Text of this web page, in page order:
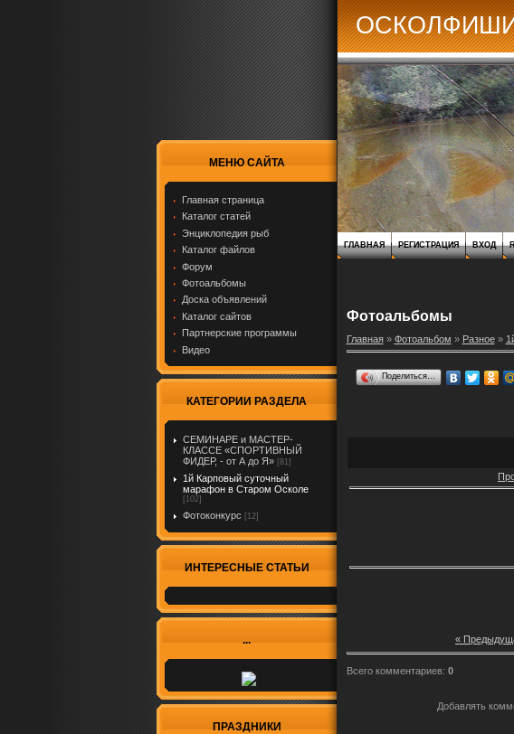
МЕНЮ САЙТА
Главная страница
Каталог статей
Энциклопедия рыб
Каталог файлов
Форум
Фотоальбомы
Доска объявлений
Каталог сайтов
Партнерские программы
Видео
КАТЕГОРИИ РАЗДЕЛА
СЕМИНАРЕ и МАСТЕР-
КЛАССЕ «СПОРТИВНЫЙ
ФИДЕР, - от А до Я» [81]
1й Карповый суточный
марафон в Старом Осколе
[102]
Фотоконкурс [12]
ИНТЕРЕСНЫЕ СТАТЬИ
...
ПРАЗДНИКИ
ГЛАВНАЯ РЕГИСТРАЦИЯ ВХОД
Фотоальбомы
Главная» Фотоальбом » Разное»
Поделиться…
«
Всего комментариев: 0
Добавлять